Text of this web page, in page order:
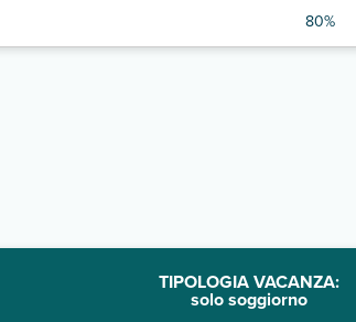
80%
TIPOLOGIA VACANZA:
solo soggiorno